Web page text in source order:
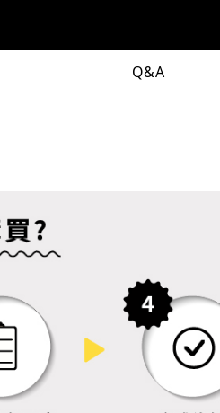
Q&A